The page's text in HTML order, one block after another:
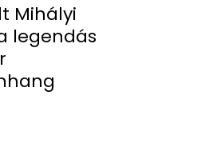
Mihályi
legendás